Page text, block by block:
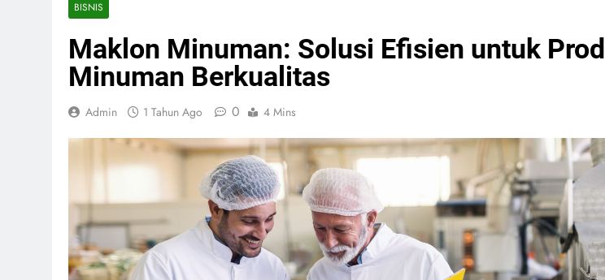
BISNIS
Maklon Minuman: Solusi Efisien untuk
Minuman Berkualitas
Admin 1 Tahun Ago 0 4 Mins